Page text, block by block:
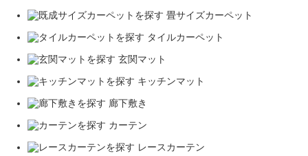
畳サイズカーペット
タイルカーペット
玄関マット
キッチンマット
廊下敷き
カーテン
レースカーテン